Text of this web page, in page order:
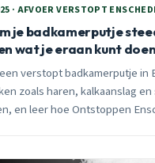
· AFVOER VERSTOPT
je badkamerputje
wat je eraan kunt
verstopt badkamerputje in
zoals haren, kalkaanslag
en leer hoe Ontstoppen